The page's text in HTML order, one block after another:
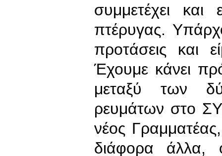
συμμετέχει
πτέρυγας.
προτάσεις και
Έχουμε κάνει
μεταξύ των
ρευμάτων στο
νέος
διάφορα άλλα,